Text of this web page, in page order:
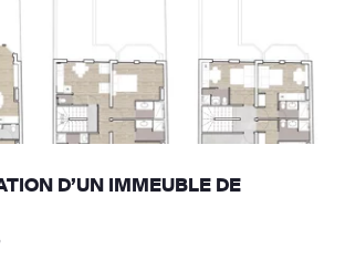
D’UN IMMEUBLE DE